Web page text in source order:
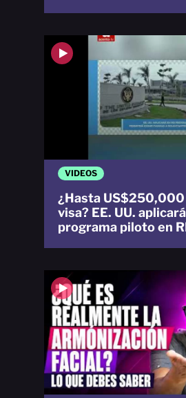
VIDEOS
¿Hasta US$250,000
visa? EE. UU.
programa piloto en